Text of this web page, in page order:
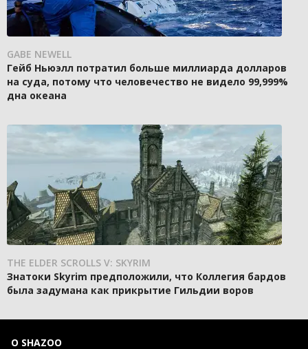
GABE NEWELL
Гейб Ньюэлл потратил больше миллиарда долларов
на суда, потому что человечество не видело 99,999%
дна океана
THE ELDER SCROLLS V: SKYRIM
Знатоки Skyrim предположили, что Коллегия бардов
была задумана как прикрытие Гильдии воров
О SHAZOO